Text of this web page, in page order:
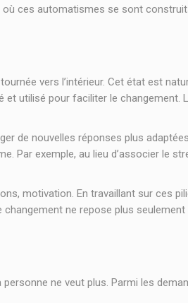
où ces automatismes se sont
vers l’intérieur. Cet état est
utilisé pour faciliter le changement.
de nouvelles réponses plus
Par exemple, au lieu d’associer le
motivation. En travaillant sur ces
ne repose plus seulement
ne veut plus. Parmi les